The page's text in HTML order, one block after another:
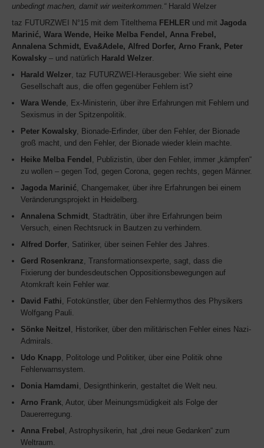
unbedingt machen, damit wir weiterkommen.“Harald Welzer
taz FUTURZWEI N°15 mit dem Titelthema FEHLER und mit Jagoda
Marinić, Wara Wende, Heike Melba Fendel, Anna Frebel,
Annalena Schmidt, Eva&Adele, Alfred Dorfer, Arno Frank, Peter
Kowalsky – und natürlich Harald Welzer.
Harald Welzer, taz FUTURZWEI-Herausgeber: Wie sieht eine
Gesellschaft aus, die offen gegenüber Fehlern ist?
Wara Wende, Ex-Ministerin, über ihre Erfahrungen mit Fehlern und
Sexismus in der Spitzenpolitik.
Peter Kowalsky, Bionade-Erfinder, über den Fehler, der Bionade
groß macht, und den Fehler, der Bionade wieder klein machte.
Heike Melba Fendel , Publizistin, über den Fehler, immer „kämpfen“
zu wollen – gegen Tod, gegen Corona, gegen rechts, gegen Männer.
Jagoda Marinić, Changemaker, über ihre Erfahrungen bei einem
Veränderungsprojekt in Heidelberg.
Annalena Schmidt, Stadträtin, über ihre Erfahrungen beim
Versuch, einen Rechtsruck in Bautzen zu verhindern.
Alfred Dorfer, Satiriker, über seinen Fehler des Jahres.
Gerd Rosenkranz, Transformationsexperte, sagt, dass die
Fixierung der bundesdeutschen Oppositionsbewegungen auf
Atomkraft kein Fehler war.
David Fathi, Fotokünstler, über den Fehlermythos des Physikers
Wolfgang Pauli.
Sönke Neitzel , Historiker, über den militärischen Fehler eines Nazi-
Admirals.
Udo Knapp, Politologe und Politiker, über eine Politik ohne
Fehlerwarnsystem.
Donia Hamdami, Designthinkerin, gestaltet die Welt neu.
Arno Frank, Autor, über Meinungsmüdigkeit als Folge der
Dauererregung.
Anna Frebel , Astrophysikerin, hat „drei neue Gedanken“ zum
Weltraum.